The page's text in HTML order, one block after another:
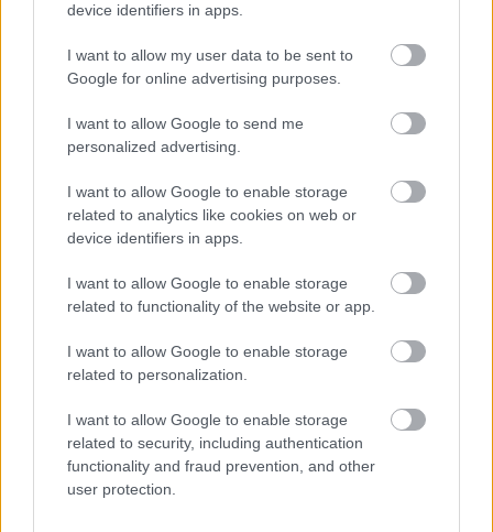
device identifiers in apps.
I want to allow my user data to be sent to
Google for online advertising purposes.
I want to allow Google to send me
personalized advertising.
I want to allow Google to enable storage
related to analytics like cookies on web or
device identifiers in apps.
I want to allow Google to enable storage
related to functionality of the website or app.
I want to allow Google to enable storage
related to personalization.
I want to allow Google to enable storage
related to security, including authentication
functionality and fraud prevention, and other
user protection.
Fonó 30 Vinyl borító: Berka — ESŐTÁNC inconcert
A sorozat első négy megjelent albuma között
szerepel a friss Fonogram-életműdíjas és
Kossuth-díajs Dresch Mihály "Reptető" című